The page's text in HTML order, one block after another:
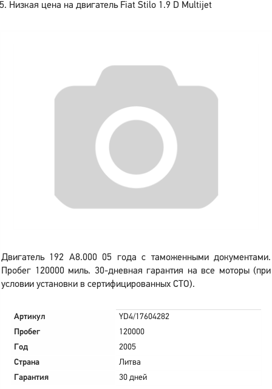
Низкая цена на двигатель Fiat Stilo 1.9 D Multijet
Двигатель 192 A8.000 05 года с таможенными документами.
Пробег 120000 миль. 30-дневная гарантия на все моторы (при
условии установки в сертифицированных СТО).
Артикул
YD4/17604282
Пробег
120000
Год
2005
Страна
Литва
Гарантия
30 дней